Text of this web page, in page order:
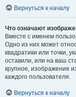
Вернуться к началу
Что означают
Вместе с именем
Одно из них может
квадратики или точки,
оставили, или на ваш
крупное, изображение
каждого пользователя.
Вернуться к началу